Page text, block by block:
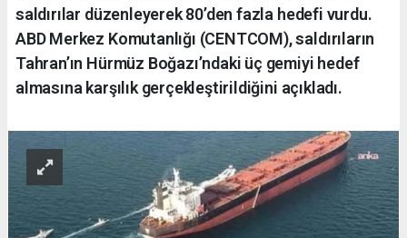
saldırılar düzenleyerek 80’den fazla hedefi vurdu.
ABD Merkez Komutanlığı (CENTCOM), saldırıların
Tahran’ın Hürmüz Boğazı’ndaki üç gemiyi hedef
almasına karşılık gerçekleştirildiğini açıkladı.